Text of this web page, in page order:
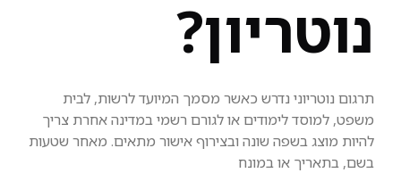
נוטריון?
תרגום נוטריוני נדרש כאשר מסמך המיועד לרשות, לבית
משפט, למוסד לימודים או לגורם רשמי במדינה אחרת צריך
להיות מוצג בשפה שונה ובצירוף אישור מתאים. מאחר שטעות
בשם, בתאריך או במונח